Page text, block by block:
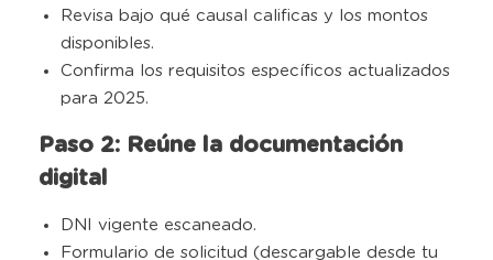
Revisa bajo qué causal calificas y los montos
disponibles.
Confirma los requisitos específicos actualizados
para 2025.
Paso 2: Reúne la documentación
digital
DNI vigente escaneado.
Formulario de solicitud (descargable desde tu